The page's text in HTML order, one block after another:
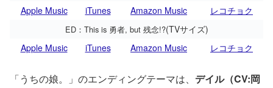
Apple Music iTunes Amazon Music レコチョク
ED：This is 勇者, but 残念!?(TVサイズ)
Apple Music
iTunes Amazon Music レコチョク
「うちの娘。」のエンディングテーマは、 デイル（CV:岡